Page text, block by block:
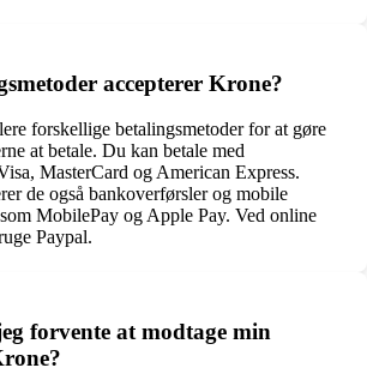
accepterer Krone?
forskellige betalingsmetoder for at gøre
at betale. Du kan betale med
MasterCard og American Express.
de også bankoverførsler og mobile
MobilePay og Apple Pay. Ved online
Paypal.
forvente at modtage min